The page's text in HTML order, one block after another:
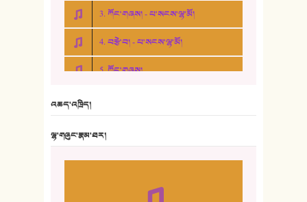
3. ཀོང་གཞས། - པ་སངས་ལྷ་མོ།
4. བརྩེ་བ། - པ་སངས་ལྷ་མོ།
5. ཀོང་གཞས།
འཆད་འཁྲིད།
ལྷ་གཞུང་རྣམ་ཐར།